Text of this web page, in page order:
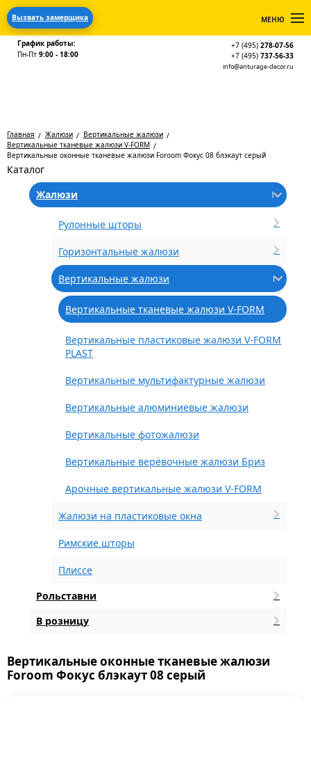
Вызвать замерщика МЕНЮ
График работы:
Пн-Пт 9:00 - 18:00
+7 (495) 278-07-56
+7 (495) 737-56-33
info@anturage-decor.ru
Главная Жалюзи
Вертикальные жалюзи
Вертикальные тканевые жалюзи V-FORM
Вертикальные оконные тканевые жалюзи Foroom Фокус 08 блэкаут серый
Каталог
Жалюзи
Рулонные шторы
Горизонтальные жалюзи
Вертикальные жалюзи
Вертикальные тканевые жалюзи V-FORM
Вертикальные пластиковые жалюзи V-FORM
PLAST
Вертикальные мультифактурные жалюзи
Вертикальные алюминиевые жалюзи
Вертикальные фотожалюзи
Вертикальные верёвочные жалюзи Бриз
Арочные вертикальные жалюзи V-FORM
Жалюзи на пластиковые окна
Римские шторы
Плиссе
Рольставни
В розницу
Вертикальные оконные тканевые жалюзи
Foroom Фокус блэкаут 08 серый